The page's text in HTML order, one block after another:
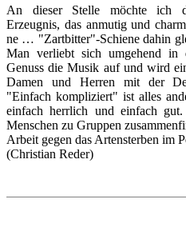
An dieser Stelle möchte ich
Erzeugnis, das anmutig und
ne … "Zartbitter"-Schiene dahin
Man verliebt sich umgehend in
Genuss die Musik auf und wird
Damen und Herren mit der
"Einfach kompliziert" ist alles
einfach herrlich und einfach
Menschen zu Gruppen
Arbeit gegen das Artensterben im
(Christian Reder)